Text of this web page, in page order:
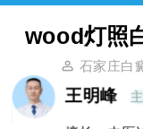
wood灯照
石家庄白
王明峰